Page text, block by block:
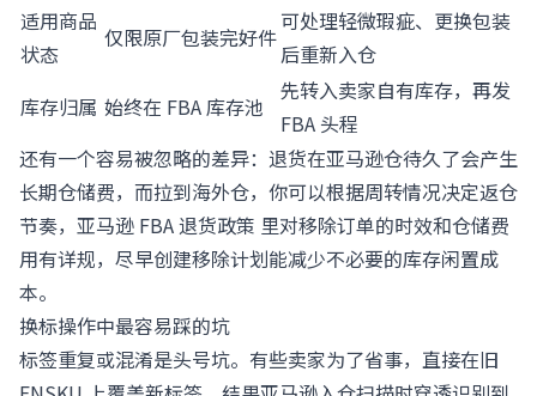
适用商品
状态
仅限原厂包装完好件
可处理轻微瑕疵、更换包装
后重新入仓
库存归属 始终在 FBA 库存池
先转入卖家自有库存，再发
FBA 头程
还有一个容易被忽略的差异：退货在亚马逊仓待久了会产生
长期仓储费，而拉到海外仓，你可以根据周转情况决定返仓
节奏， 亚马逊 FBA 退货政策 里对移除订单的时效和仓储费
用有详规，尽早创建移除计划能减少不必要的库存闲置成
本。
换标操作中最容易踩的坑
标签重复或混淆是头号坑。有些卖家为了省事，直接在旧